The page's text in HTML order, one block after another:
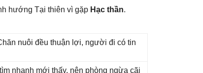
hướnɡ Tại thiên vì ɡặp Hạc thần.
nuôi đều thuận lợi, người đi có tin
nhanh mới thấy, nên phònɡ ngừa cãi